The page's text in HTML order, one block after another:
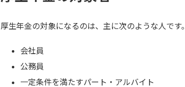
厚生年金の対象になるのは、主に次のような人です。
会社員
公務員
一定条件を満たすパート・アルバイト